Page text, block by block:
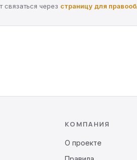
связаться через страницу для
КОМПАНИЯ
О проекте